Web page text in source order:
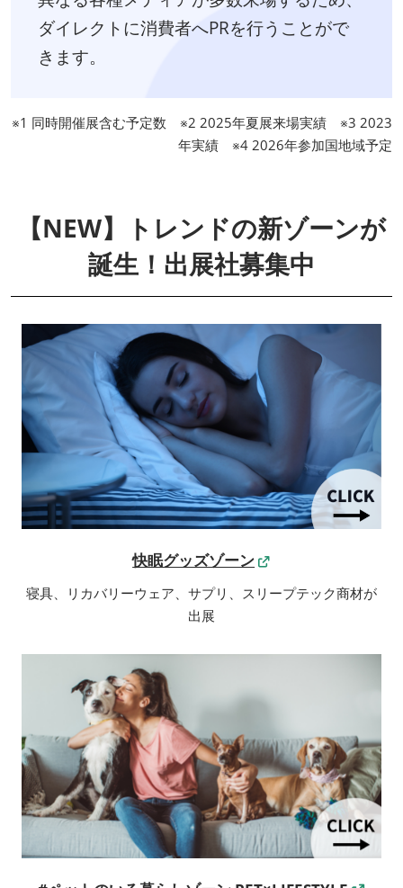
ダイレクトに消費者へPRを行うことがで
きます。
※1 同時開催展含む予定数 ※2 2025年夏展来場実績 ※3 2023
年実績 ※4 2026年参加国地域予定
【NEW】トレンドの新ゾーンが
誕生！出展社募集中
快眠グッズゾーン
寝具、リカバリーウェア、サプリ、スリープテック商材が
出展